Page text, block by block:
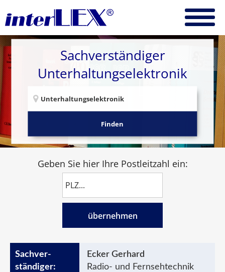
Sachverständiger
Unterhaltungselektronik
Finden
Geben Sie hier Ihre Postleitzahl ein:
übernehmen
Ecker Gerhard
Radio- und Fernsehtechnik